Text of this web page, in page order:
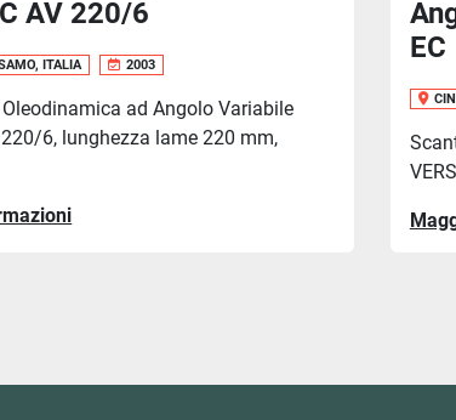
Angolo Variabile FIM VERSA 206
EC
CINISELLO BALSAMO, ITALIA 1993
Scantonatrice Oleodinamica ad Angolo Variabile FIM
VERSA 206 EC, tavola 1.000 x 650 mm, lunghezza...
Maggiori informazioni